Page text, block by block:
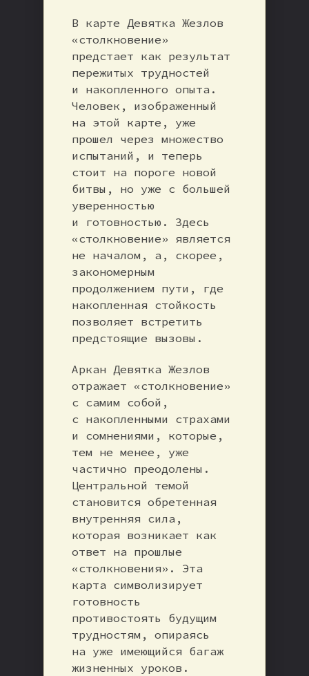
В карте Девятка Жезлов
«столкновение»
предстает как результат
пережитых трудностей
и накопленного опыта.
Человек, изображенный
на этой карте, уже
прошел через множество
испытаний, и теперь
стоит на пороге новой
битвы, но уже с большей
уверенностью
и готовностью. Здесь
«столкновение» является
не началом, а, скорее,
закономерным
продолжением пути, где
накопленная стойкость
позволяет встретить
предстоящие вызовы.
Аркан Девятка Жезлов
отражает «столкновение»
с самим собой,
с накопленными страхами
и сомнениями, которые,
тем не менее, уже
частично преодолены.
Центральной темой
становится обретенная
внутренняя сила,
которая возникает как
ответ на прошлые
«столкновения». Эта
карта символизирует
готовность
противостоять будущим
трудностям, опираясь
на уже имеющийся багаж
жизненных уроков.